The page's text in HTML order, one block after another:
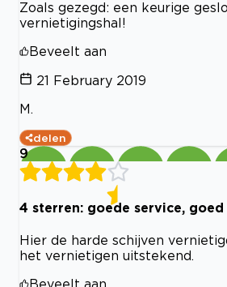
Zoals gezegd: een keurige
vernietigingshal!
Beveelt aan
21 February 2019
M.
delen
9
4 sterren: goede service,
Hier de harde schijven
het vernietigen uitstekend.
Beveelt aan